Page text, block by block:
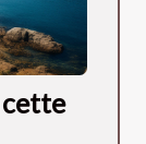
cette